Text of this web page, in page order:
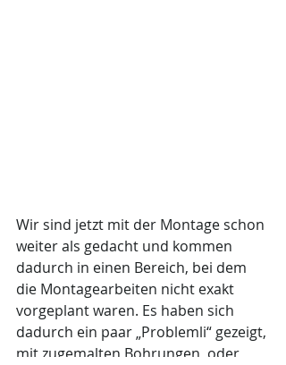
Wir sind jetzt mit der Montage schon
weiter als gedacht und kommen
dadurch in einen Bereich, bei dem
die Montagearbeiten nicht exakt
vorgeplant waren. Es haben sich
dadurch ein paar „Problemli“ gezeigt,
mit zugemalten Bohrungen, oder